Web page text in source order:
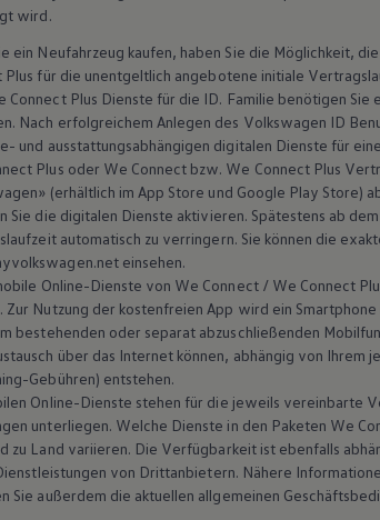
wird.
ein Neufahrzeug kaufen, haben Sie die Möglichkeit,
Plus für die unentgeltlich angebotene initiale
Connect Plus Dienste für die ID. Familie benötigen Sie
Nach erfolgreichem Anlegen des Volkswagen ID
und ausstattungsabhängigen digitalen Dienste für
Plus oder We Connect bzw. We Connect Plus
» (erhältlich im App Store und Google Play Store)
Sie die digitalen Dienste aktivieren. Spätestens ab
automatisch zu verringern. Sie können die
einsehen.
Online-Dienste von We Connect / We Connect
Zur Nutzung der kostenfreien App wird ein
bestehenden oder separat abzuschließenden
über das Internet können, abhängig von
Gebühren) entstehen.
Online-Dienste stehen für die jeweils vereinbarte
unterliegen. Welche Dienste in den Paketen We
zu Land variieren. Die Verfügbarkeit ist ebenfalls
von Drittanbietern. Nähere
Sie außerdem die aktuellen allgemeinen